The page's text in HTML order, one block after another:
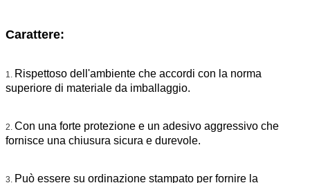
Termine di
Base di prezzi
stampa progettazione, modello di goffratura,
struttura di materiale, dimensione e della
Carattere:
1. Rispettoso dell'ambiente che accordi con la norma
superiore di materiale da imballaggio.
2. Con una forte protezione e un adesivo aggressivo che
fornisce una chiusura sicura e durevole.
3. Può essere su ordinazione stampato per fornire la